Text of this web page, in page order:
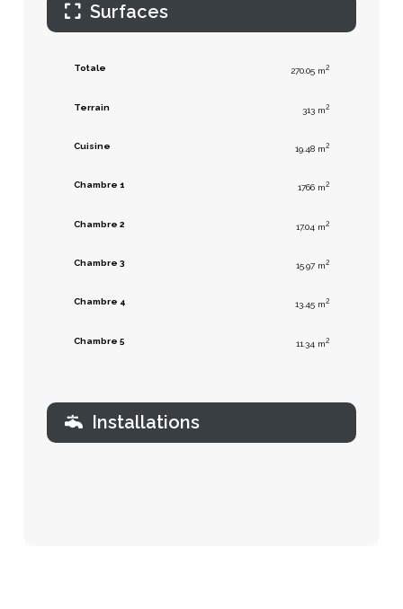
Surfaces
Totale 270.05 m2
Terrain 313 m2
Cuisine 19.48 m2
Chambre 1 1766 m2
Chambre 2 17.04 m2
Chambre 3 15.97 m2
Chambre 4 13.45 m2
Chambre 5 11.34 m2
Installations